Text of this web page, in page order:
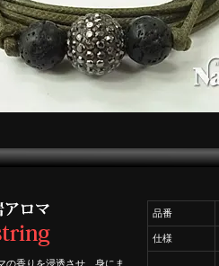
の香りを浸透させ、身にま
品番
仕様